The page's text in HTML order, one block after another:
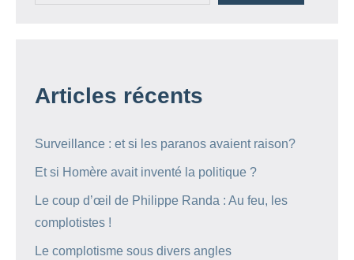
Articles récents
Surveillance : et si les paranos avaient raison?
Et si Homère avait inventé la politique ?
Le coup d’œil de Philippe Randa : Au feu, les
complotistes !
Le complotisme sous divers angles